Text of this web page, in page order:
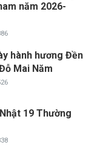
năm 2026-
hành hương Đền
Mai Năm
19 Thường